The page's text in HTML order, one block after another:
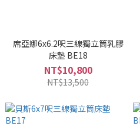
席亞娜6x6.2呎三線獨立筒乳膠
床墊 BE18
NT$10,800
NT$13,500